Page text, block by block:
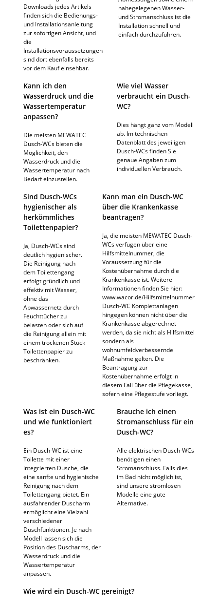
Downloads jedes Artikels
finden sich die Bedienungs-
und Installationsanleitung
zur sofortigen Ansicht, und
die
Installationsvoraussetzungen
sind dort ebenfalls bereits
vor dem Kauf einsehbar.
nahegelegenen Wasser-
und Stromanschluss ist die
Installation schnell und
einfach durchzuführen.
Kann ich den
Wasserdruck und die
Wassertemperatur
anpassen?
Die meisten MEWATEC
Dusch-WCs bieten die
Möglichkeit, den
Wasserdruck und die
Wassertemperatur nach
Bedarf einzustellen.
Wie viel Wasser
verbraucht ein Dusch-
WC?
Dies hängt ganz vom Modell
ab. Im technischen
Datenblatt des jeweiligen
Dusch-WCs finden Sie
genaue Angaben zum
individuellen Verbrauch.
Sind Dusch-WCs
hygienischer als
herkömmliches
Toilettenpapier?
Ja, Dusch-WCs sind
deutlich hygienischer.
Die Reinigung nach
dem Toilettengang
erfolgt gründlich und
effektiv mit Wasser,
ohne das
Abwassernetz durch
Feuchttücher zu
belasten oder sich auf
die Reinigung allein mit
einem trockenen Stück
Toilettenpapier zu
beschränken.
Kann man ein Dusch-WC
über die Krankenkasse
beantragen?
Ja, die meisten MEWATEC Dusch-
WCs verfügen über eine
Hilfsmittelnummer, die
Voraussetzung für die
Kostenübernahme durch die
Krankenkasse ist. Weitere
Informationen finden Sie hier:
www.wacor.de/Hilfsmittelnummer
Dusch-WC Komplettanlagen
hingegen können nicht über die
Krankenkasse abgerechnet
werden, da sie nicht als Hilfsmittel
sondern als
wohnumfeldverbessernde
Maßnahme gelten. Die
Beantragung zur
Kostenübernahme erfolgt in
diesem Fall über die Pflegekasse,
sofern eine Pflegestufe vorliegt.
Was ist ein Dusch-WC
und wie funktioniert
es?
Ein Dusch-WC ist eine
Toilette mit einer
integrierten Dusche, die
eine sanfte und hygienische
Reinigung nach dem
Toilettengang bietet. Ein
ausfahrender Duscharm
ermöglicht eine Vielzahl
verschiedener
Duschfunktionen. Je nach
Modell lassen sich die
Position des Duscharms, der
Wasserdruck und die
Wassertemperatur
anpassen.
Brauche ich einen
Stromanschluss für ein
Dusch-WC?
Alle elektrischen Dusch-WCs
benötigen einen
Stromanschluss. Falls dies
im Bad nicht möglich ist,
sind unsere stromlosen
Modelle eine gute
Alternative.
Wie wird ein Dusch-WC gereinigt?